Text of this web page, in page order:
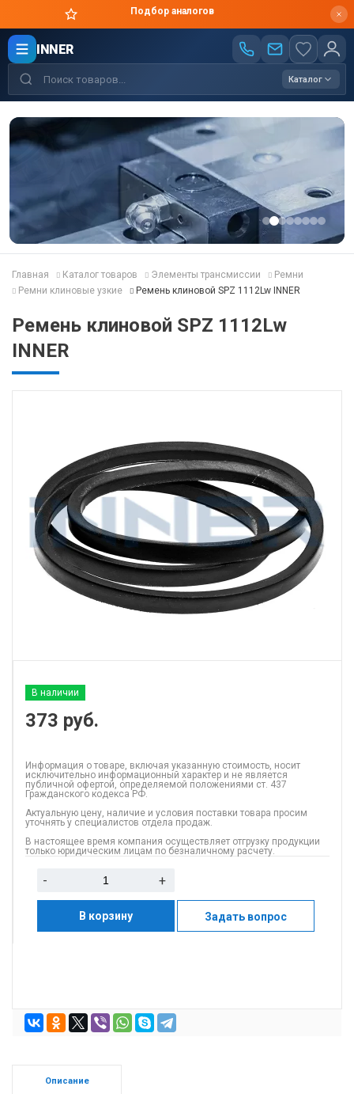
Подбор аналогов
INNER
Каталог
Главная Каталог товаров Элементы трансмиссии
Ремни
Ремни клиновые узкие
Ремень клиновой SPZ 1112Lw INNER
Ремень клиновой SPZ 1112Lw
INNER
В наличии
373 руб.
Информация о товаре, включая указанную стоимость, носит
исключительно информационный характер и не является
публичной офертой, определяемой положениями ст. 437
Гражданского кодекса РФ.
Актуальную цену, наличие и условия поставки товара просим
уточнять у специалистов отдела продаж.
В настоящее время компания осуществляет отгрузку продукции
только юридическим лицам по безналичному расчету.
- +
В корзину Задать вопрос
Описание